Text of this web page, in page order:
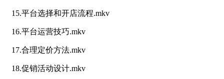
15.平台选择和开店流程.mkv
16.平台运营技巧.mkv
17.合理定价方法.mkv
18.促销活动设计.mkv